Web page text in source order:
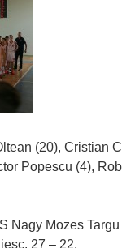
(20), Cristian
Popescu (4),
Nagy Mozes
27 – 22.